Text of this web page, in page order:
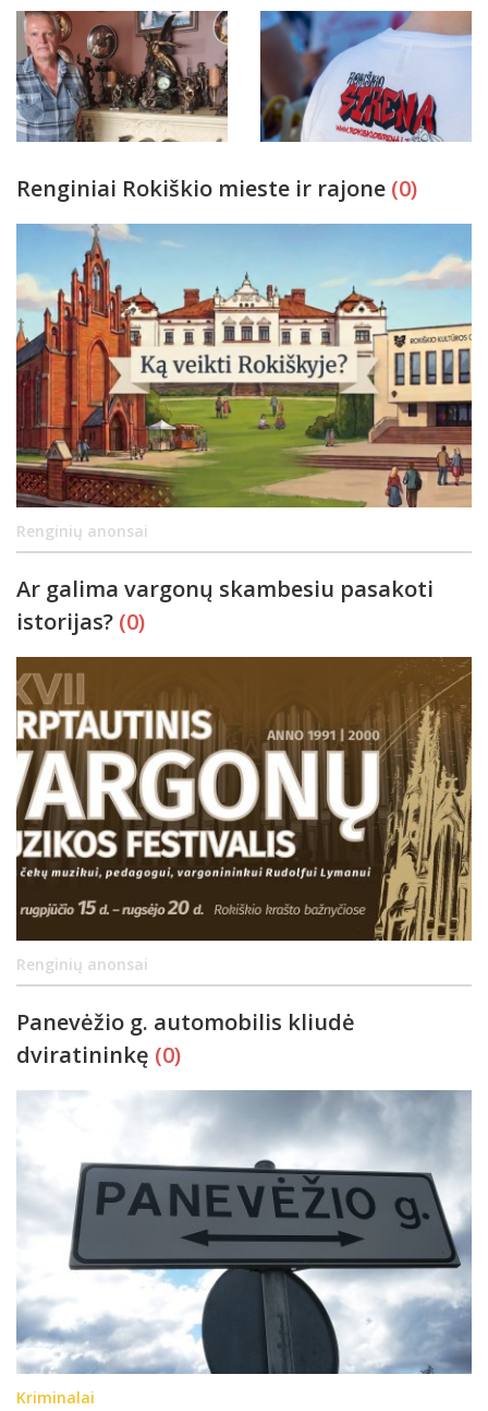
Renginiai Rokiškio mieste ir rajone (0)
Renginių anonsai
Ar galima vargonų skambesiu pasakoti
istorijas? (0)
Renginių anonsai
Panevėžio g. automobilis kliudė
dviratininkę (0)
Kriminalai